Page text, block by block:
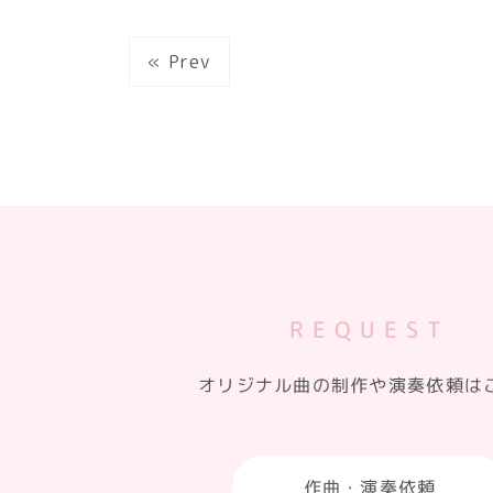
« Prev
REQUEST
オリジナル曲の制作や演奏依頼は
作曲・演奏依頼